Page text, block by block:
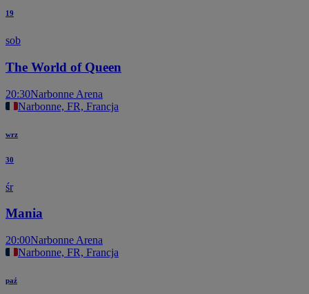
19
sob
The World of Queen
20:30Narbonne Arena
Narbonne, FR, Francja
wrz
30
śr
Mania
20:00Narbonne Arena
Narbonne, FR, Francja
paź